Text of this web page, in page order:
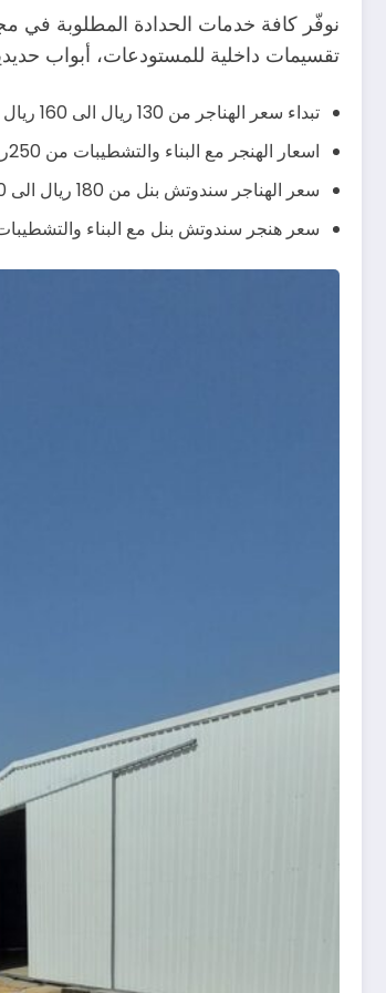
نوفّر كافة خدمات الحدادة المطلوبة في
تقسيمات داخلية للمستودعات، أبواب
تبداء سعر الهناجر من 130 ريال الى 160 ريال
اسعار الهنجر مع البناء والتشطيبات من 250ريال الى 350 ريال يشمل صبة الارض وباقي التشطيبات
سعر الهناجر سندوتش بنل من 180 ريال الى 280 ريال للمتر مربع
سعر هنجر سندوتش بنل مع البناء والتشطيبات من 350 ريال الى